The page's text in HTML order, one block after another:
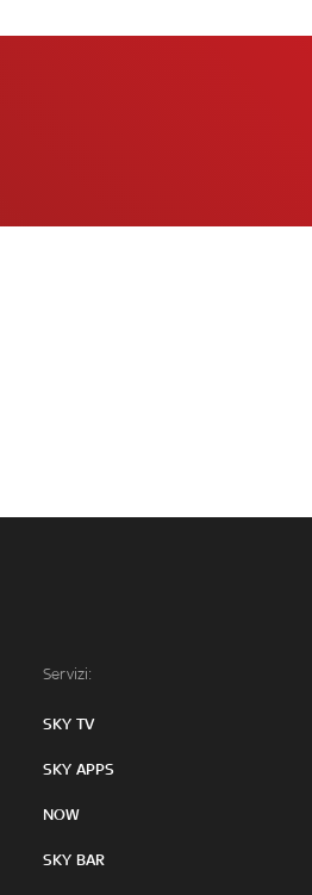
Servizi:
SKY TV
SKY APPS
NOW
SKY BAR